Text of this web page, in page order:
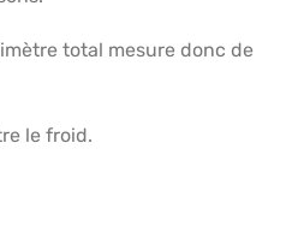
total mesure donc de
le froid.